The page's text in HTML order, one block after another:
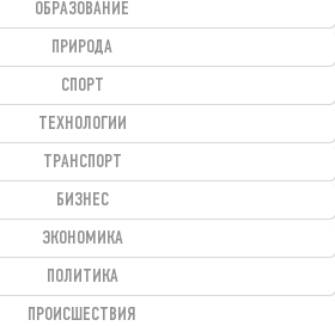
ОБРАЗОВАНИЕ
ПРИРОДА
СПОРТ
ТЕХНОЛОГИИ
ТРАНСПОРТ
БИЗНЕС
ЭКОНОМИКА
ПОЛИТИКА
ПРОИСШЕСТВИЯ